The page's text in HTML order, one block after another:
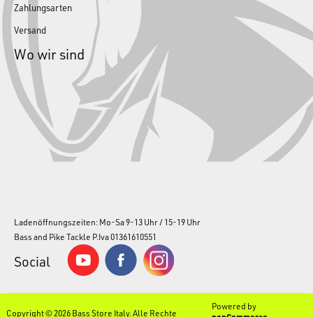
Zahlungsarten
Versand
Wo wir sind
Ladenöffnungszeiten: Mo-Sa 9-13 Uhr / 15-19 Uhr
Bass and Pike Tackle P.Iva 01361610551
Social
Copyright © 2026 Bass Store Italy. Alle Rechte
Powered by